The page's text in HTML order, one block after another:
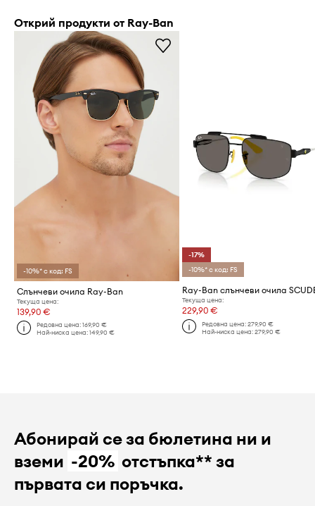
Открий продукти от Ray-Ban
-10%* с код: FS
Слънчеви очила Ray-Ban
Текуща цена:
139,90 €
Редовна цена:169,90 €
Най-ниска цена:149,90 €
-17%
-10%* с код: FS
Текуща цена:
229,90 €
Редовна цена: 279,90 €
Най-ниска цена: 279,90 €
Абонирай се за бюлетина ни и
вземи -20% отстъпка** за
първата си поръчка.